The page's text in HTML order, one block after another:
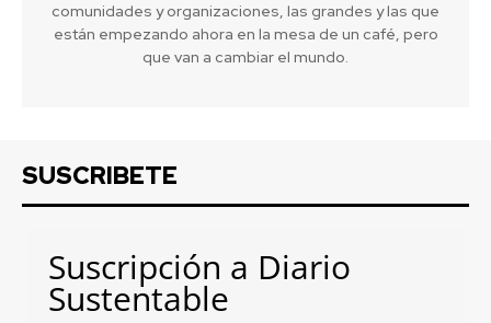
comunidades y organizaciones, las grandes y las que
están empezando ahora en la mesa de un café, pero
que van a cambiar el mundo.
SUSCRIBETE
Suscripción a Diario
Sustentable